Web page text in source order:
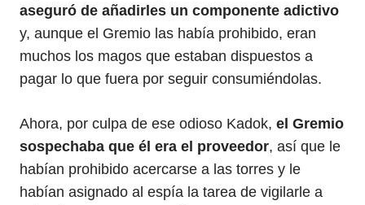
aseguró de añadirles un componente adictivo
y, aunque el Gremio las había prohibido, eran
muchos los magos que estaban dispuestos a
pagar lo que fuera por seguir consumiéndolas.
Ahora, por culpa de ese odioso Kadok, el Gremio
sospechaba que él era el proveedor, así que le
habían prohibido acercarse a las torres y le
habían asignado al espía la tarea de vigilarle a